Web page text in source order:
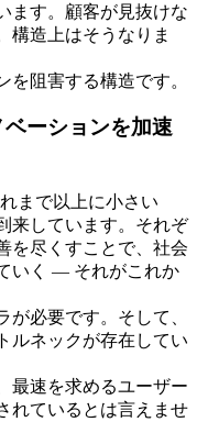
ます。顧客が見抜けな
構造上はそうなりま
を阻害する構造です。
ーションを加速
まで以上に小さい
来しています。それぞ
を尽くすことで、社会
いく — それがこれか
が必要です。そして、
ルネックが存在してい
最速を求めるユーザー
れているとは言えませ